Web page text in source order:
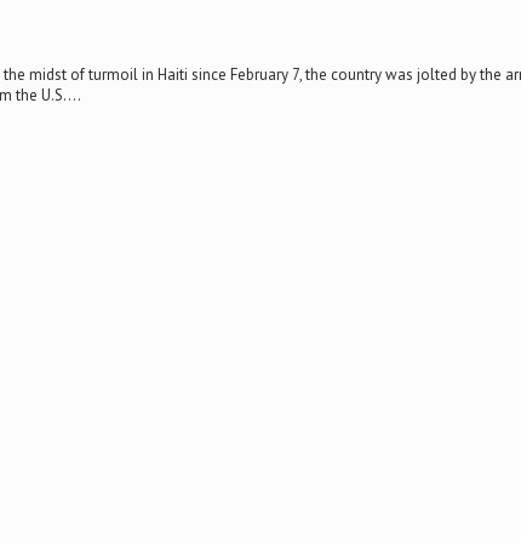
midst of turmoil in Haiti since February 7, the country was jolted by the
the U.S....